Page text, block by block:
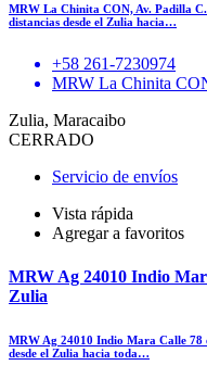
MRW La Chinita CON, Av. Padilla
distancias desde el Zulia hacia…
+58 261-7230974
MRW La Chinita
Zulia, Maracaibo
CERRADO
Servicio de envíos
Vista rápida
Agregar a favoritos
MRW Ag 24010 Indio
Zulia
MRW Ag 24010 Indio Mara Calle 78
desde el Zulia hacia toda…